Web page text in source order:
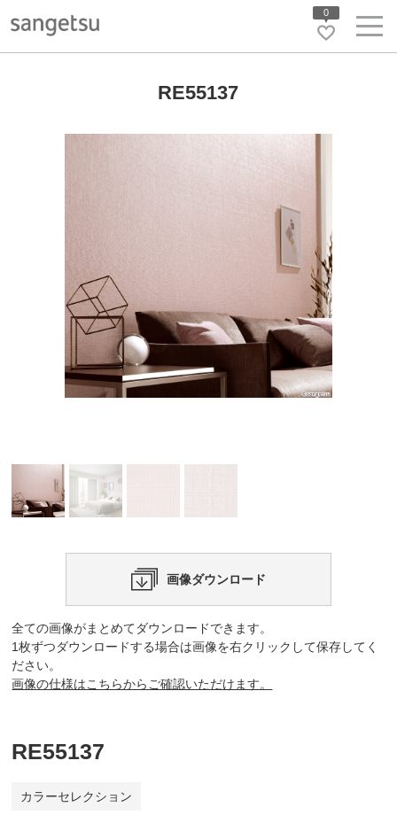
0
RE55137
画像ダウンロード
全ての画像がまとめてダウンロードできます。
1枚ずつダウンロードする場合は画像を右クリックして保存してく
ださい。
画像の仕様はこちらからご確認いただけます。
RE55137
カラーセレクション